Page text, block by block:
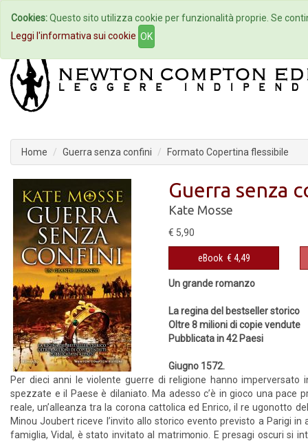
Home Autori Eventi
Home Guerra senza confini Formato Copertina flessibile
Guerra senza
Kate Mosse
€ 5,90
eBook € 4,49
Un grande romanzo
La regina del bestseller storico
Oltre 8 milioni di copie vendute
Pubblicata in 42 Paesi
Giugno 1572.
Per dieci anni le violente guerre di religione hanno
spezzate e il Paese è dilaniato. Ma adesso c’è in gioco una pace
reale, un’alleanza tra la corona cattolica ed Enrico, il re ugonotto
Minou Joubert riceve l’invito allo storico evento previsto a Parigi
famiglia, Vidal, è stato invitato al matrimonio. E presagi oscuri si
Cookies:Questo sito utilizza cookie per funzionalità proprie. Se
Leggi l'informativa sui cookie OK